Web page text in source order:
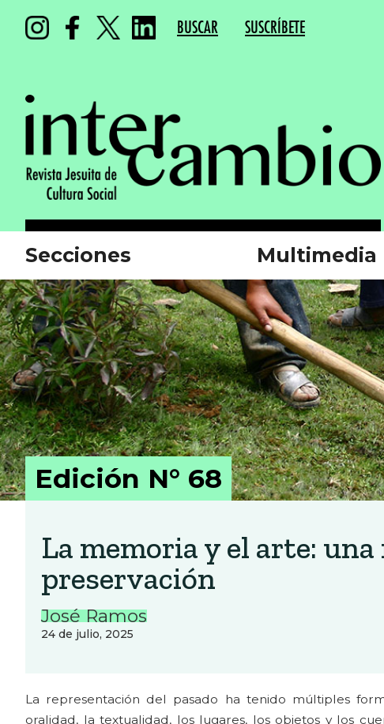
BUSCAR SUSCRÍBETE
Secciones Multimedia
Edición N° 68
La memoria y el arte:
preservación
José Ramos
24 de julio, 2025
La representación del pasado ha tenido múltiples
oralidad, la textualidad, los lugares, los objetos y los